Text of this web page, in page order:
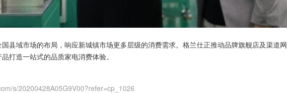
县域市场的布局，响应新城镇市场更多层级的消费需求。格兰仕正推动品牌旗舰店及渠道网
打造一站式的品质家电消费体验。
s/20200428A05G9V00?refer=cp_1026